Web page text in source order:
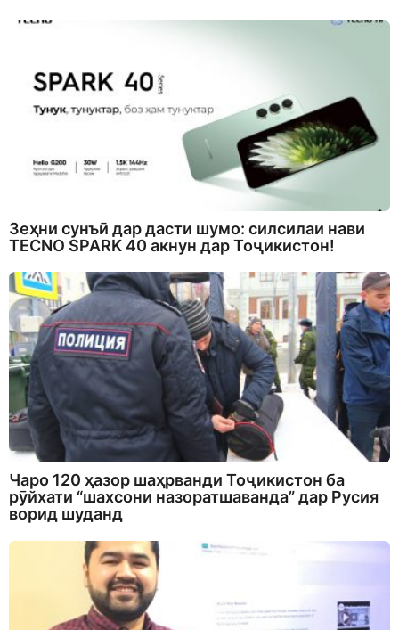
Зеҳни сунъӣ дар дасти шумо: силсилаи нави
TECNO SPARK 40 акнун дар Тоҷикистон!
Чаро 120 ҳазор шаҳрванди Тоҷикистон ба
рӯйхати “шахсони назоратшаванда” дар Русия
ворид шуданд